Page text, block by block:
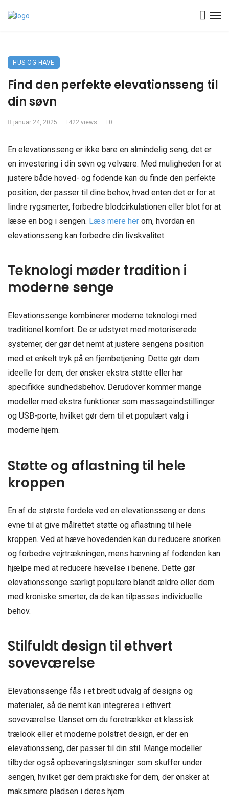
HUS OG HAVE
Find den perfekte elevationsseng til
din søvn
januar 24, 2025 422 views 0
En elevationsseng er ikke bare en almindelig seng; det er
en investering i din søvn og velvære. Med muligheden for at
justere både hoved- og fodende kan du finde den perfekte
position, der passer til dine behov, hvad enten det er for at
lindre rygsmerter, forbedre blodcirkulationen eller blot for at
læse en bog i sengen. Læs mere her om, hvordan en
elevationsseng kan forbedre din livskvalitet.
Teknologi møder tradition i
moderne senge
Elevationssenge kombinerer moderne teknologi med
traditionel komfort. De er udstyret med motoriserede
systemer, der gør det nemt at justere sengens position
med et enkelt tryk på en fjernbetjening. Dette gør dem
ideelle for dem, der ønsker ekstra støtte eller har
specifikke sundhedsbehov. Derudover kommer mange
modeller med ekstra funktioner som massageindstillinger
og USB-porte, hvilket gør dem til et populært valg i
moderne hjem.
Støtte og aflastning til hele
kroppen
En af de største fordele ved en elevationsseng er dens
evne til at give målrettet støtte og aflastning til hele
kroppen. Ved at hæve hovedenden kan du reducere snorken
og forbedre vejrtrækningen, mens hævning af fodenden kan
hjælpe med at reducere hævelse i benene. Dette gør
elevationssenge særligt populære blandt ældre eller dem
med kroniske smerter, da de kan tilpasses individuelle
behov.
Stilfuldt design til ethvert
soveværelse
Elevationssenge fås i et bredt udvalg af designs og
materialer, så de nemt kan integreres i ethvert
soveværelse. Uanset om du foretrækker et klassisk
trælook eller et moderne polstret design, er der en
elevationsseng, der passer til din stil. Mange modeller
tilbyder også opbevaringsløsninger som skuffer under
sengen, hvilket gør dem praktiske for dem, der ønsker at
maksimere pladsen i deres hjem.